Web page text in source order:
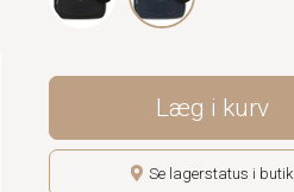
Læg i kurv
Se lagerstatus i butik